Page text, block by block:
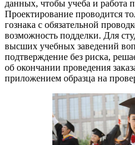
данных, чтобы учеба и работа
Проектирование проводится
гознака с обязательной
возможность подделки. Для
высших учебных заведений
подтверждение без риска,
об окончании проведения
приложением образца на